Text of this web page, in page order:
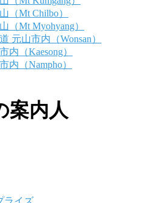
（Mt Chilbo）
（Mt Myohyang）
元山市内（Wonsan）
内（Kaesong）
内（Nampho）
案内人
ライズ